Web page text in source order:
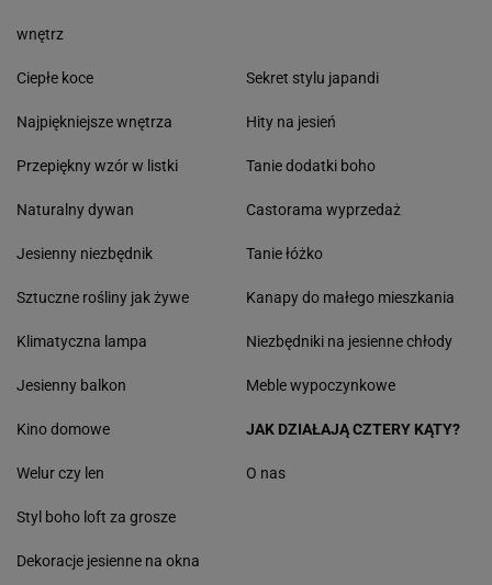
wnętrz
Ciepłe koce
Najpiękniejsze wnętrza
Przepiękny wzór w listki
Naturalny dywan
Jesienny niezbędnik
Sztuczne rośliny jak żywe
Klimatyczna lampa
Jesienny balkon
Sekret stylu japandi
Hity na jesień
Tanie dodatki boho
Castorama wyprzedaż
Tanie łóżko
Kanapy do małego mieszkania
Niezbędniki na jesienne chłody
Meble wypoczynkowe
Kino domowe
Welur czy len
Styl boho loft za grosze
Dekoracje jesienne na okna
JAK DZIAŁAJĄ CZTERY KĄTY?
O nas